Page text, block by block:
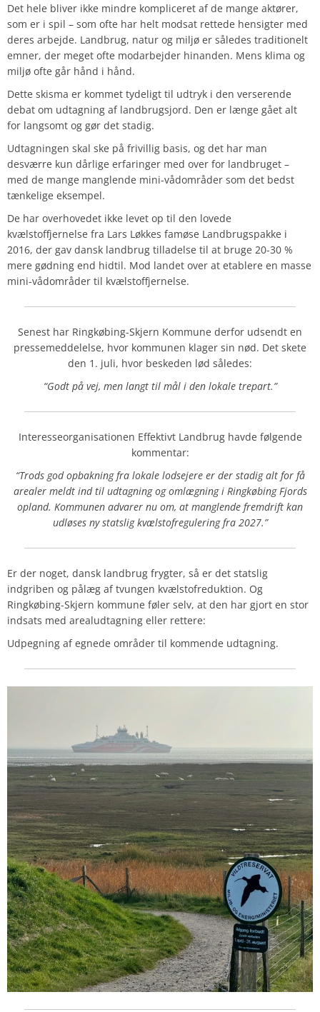
Det hele bliver ikke mindre kompliceret af de mange aktører,
som er i spil – som ofte har helt modsat rettede hensigter med
deres arbejde. Landbrug, natur og miljø er således traditionelt
emner, der meget ofte modarbejder hinanden. Mens klima og
miljø ofte går hånd i hånd.
Dette skisma er kommet tydeligt til udtryk i den verserende
debat om udtagning af landbrugsjord. Den er længe gået alt
for langsomt og gør det stadig.
Udtagningen skal ske på frivillig basis, og det har man
desværre kun dårlige erfaringer med over for landbruget –
med de mange manglende mini-vådområder som det bedst
tænkelige eksempel.
De har overhovedet ikke levet op til den lovede
kvælstoffjernelse fra Lars Løkkes famøse Landbrugspakke i
2016, der gav dansk landbrug tilladelse til at bruge 20-30 %
mere gødning end hidtil. Mod landet over at etablere en masse
mini-vådområder til kvælstoffjernelse.
Senest har Ringkøbing-Skjern Kommune derfor udsendt en
pressemeddelelse, hvor kommunen klager sin nød. Det skete
den 1. juli, hvor beskeden lød således:
“Godt på vej, men langt til mål i den lokale trepart.”
Interesseorganisationen Effektivt Landbrug havde følgende
kommentar:
“Trods god opbakning fra lokale lodsejere er der stadig alt for få
arealer meldt ind til udtagning og omlægning i Ringkøbing Fjords
opland. Kommunen advarer nu om, at manglende fremdrift kan
udløses ny statslig kvælstofregulering fra 2027.”
Er der noget, dansk landbrug frygter, så er det statslig
indgriben og pålæg af tvungen kvælstofreduktion. Og
Ringkøbing-Skjern kommune føler selv, at den har gjort en stor
indsats med arealudtagning eller rettere:
Udpegning af egnede områder til kommende udtagning.